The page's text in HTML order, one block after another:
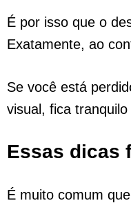
É por isso que o
Exatamente, ao
Se você está
visual, fica
Essas dicas
É muito comum